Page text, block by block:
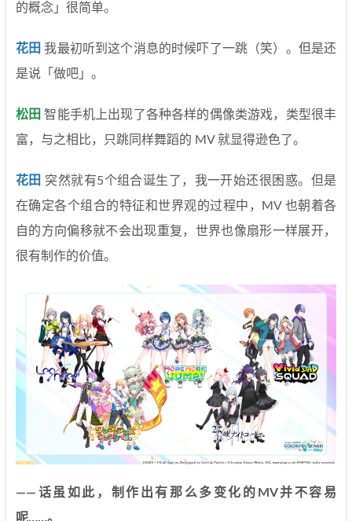
的概念」很简单。
花田 我最初听到这个消息的时候吓了一跳（笑）。但是还
是说「做吧」。
松田 智能手机上出现了各种各样的偶像类游戏，类型很丰
富，与之相比，只跳同样舞蹈的 MV 就显得逊色了。
花田 突然就有5个组合诞生了，我一开始还很困惑。但是
在确定各个组合的特征和世界观的过程中，MV 也朝着各
自的方向偏移就不会出现重复，世界也像扇形一样展开，
很有制作的价值。
——话虽如此，制作出有那么多变化的MV并不容易
呢……。